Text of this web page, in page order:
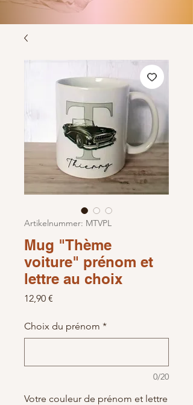
Artikelnummer: MTVPL
Mug "Thème
voiture" prénom et
lettre au choix
12,90 €
Choix du prénom *
0/20
Votre couleur de prénom et lettre